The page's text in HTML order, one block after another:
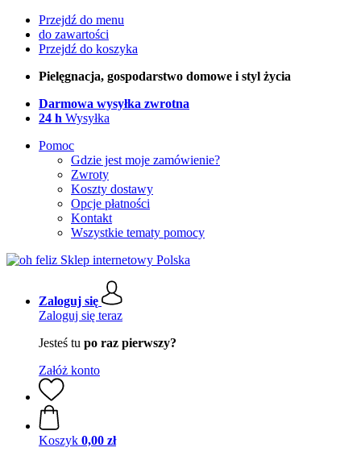
Przejdź do menu
do zawartości
Przejdź do koszyka
Pielęgnacja, gospodarstwo domowe i styl życia
Darmowa wysyłka zwrotna
24 h Wysyłka
Pomoc
Gdzie jest moje zamówienie?
Zwroty
Koszty dostawy
Opcje płatności
Kontakt
Wszystkie tematy pomocy
Zaloguj się
Zaloguj się teraz
Jesteś tu po raz pierwszy?
Załóż konto
Koszyk 0,00 zł